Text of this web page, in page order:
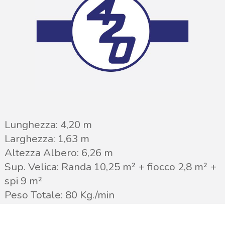
Lunghezza: 4,20 m
Larghezza: 1,63 m
Altezza Albero: 6,26 m
Sup. Velica: Randa 10,25 m² + fiocco 2,8 m² +
spi 9 m²
Peso Totale: 80 Kg./min